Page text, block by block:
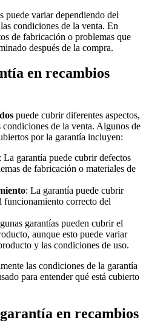
puede variar dependiendo del
condiciones de la venta. En
de fabricación o problemas que
después de la compra.
en recambios
puede cubrir diferentes aspectos,
de la venta. Algunos de
por la garantía incluyen:
: La garantía puede cubrir defectos
de fabricación o materiales de
: La garantía puede cubrir
funcionamiento correcto del
garantías pueden cubrir el
aunque esto puede variar
y las condiciones de uso.
las condiciones de la garantía
para entender qué está cubierto
en recambios